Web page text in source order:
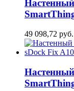
49 098,72 руб.